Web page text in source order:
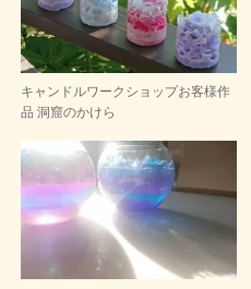
キャンドルワークショップお客様作
品 洞窟のかけら